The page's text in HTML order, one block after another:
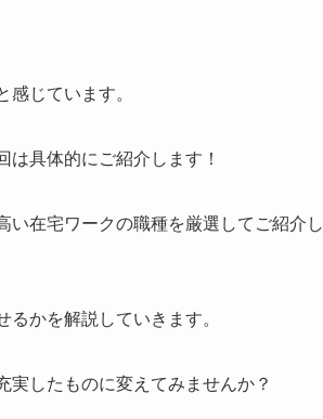
じています。
具体的にご紹介します！
在宅ワークの職種を厳選してご紹介し
かを解説していきます。
したものに変えてみませんか？